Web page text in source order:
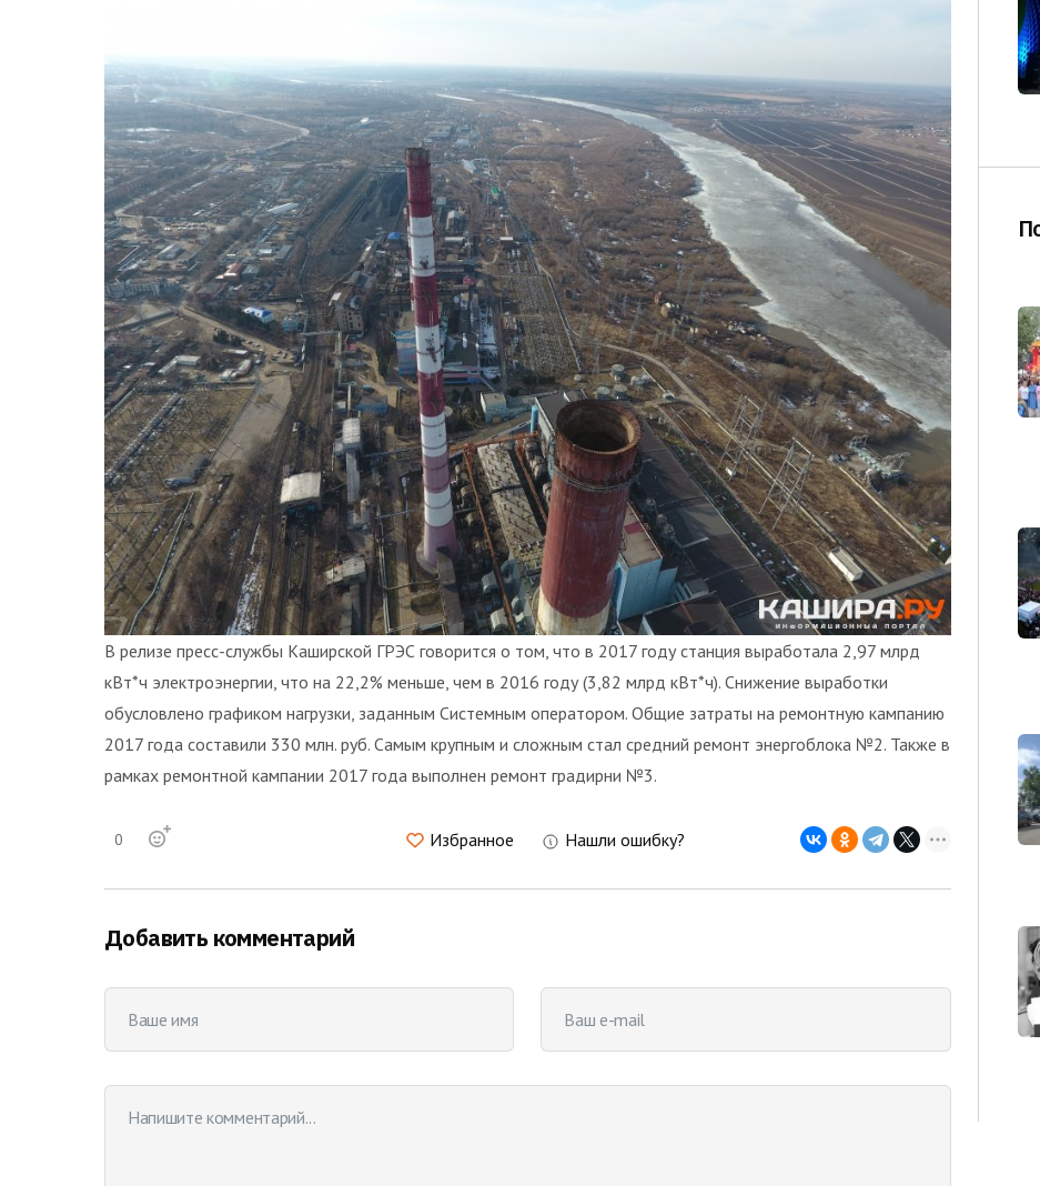
В релизе пресс-службы Каширской ГРЭС говорится о том, что в 2017 году станция выработала 2,97 млрд
кВт*ч электроэнергии, что на 22,2% меньше, чем в 2016 году (3,82 млрд кВт*ч). Снижение выработки
обусловлено графиком нагрузки, заданным Системным оператором. Общие затраты на ремонтную кампанию
2017 года составили 330 млн. руб. Самым крупным и сложным стал средний ремонт энергоблока №2. Также в
рамках ремонтной кампании 2017 года выполнен ремонт градирни №3.
0 Избранное Нашли ошибку?
Добавить комментарий